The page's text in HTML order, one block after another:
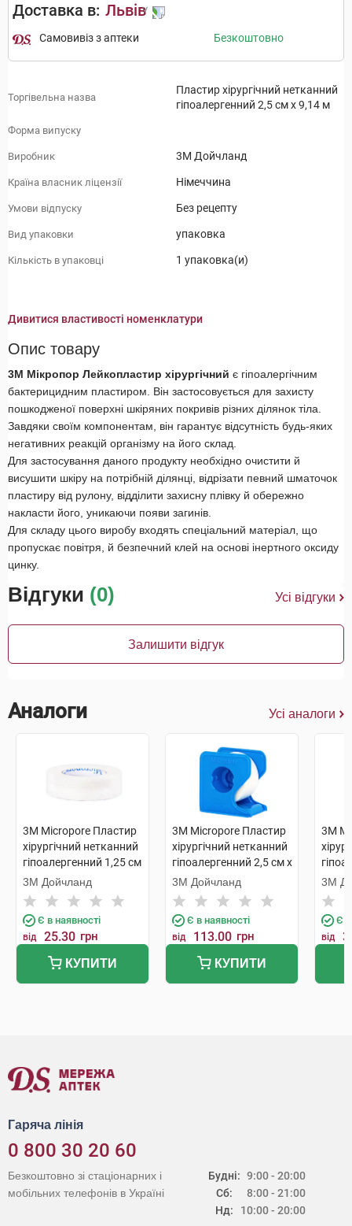
Доставка в: Львів
Самовивіз з аптеки Безкоштовно
Торгівельна назва
Пластир хірургічний нетканний
гіпоалергенний 2,5 см х 9,14 м
Форма випуску
Виробник 3М Дойчланд
Країна власник ліцензії Німеччина
Умови відпуску Без рецепту
Вид упаковки упаковка
Кількість в упаковці 1 упаковка(и)
Дивитися властивості номенклатури
Опис товару
3M Мікропор Лейкопластир хірургічний є гіпоалергічним
бактерицидним пластиром. Він застосовується для захисту
пошкодженої поверхні шкіряних покривів різних ділянок тіла.
Завдяки своїм компонентам, він гарантує відсутність будь-яких
негативних реакцій організму на його склад.
Для застосування даного продукту необхідно очистити й
висушити шкіру на потрібній ділянці, відрізати певний шматочок
пластиру від рулону, відділити захисну плівку й обережно
накласти його, уникаючи появи загинів.
Для складу цього виробу входять спеціальний матеріал, що
пропускає повітря, й безпечний клей на основі інертного оксиду
цинку.
Відгуки (0) Усі відгуки
Залишити відгук
Аналоги Усі аналоги
3M Micropore Пластир
хірургічний нетканний
гіпоалергенний 1,25 см
х 9.14 м 1 шт
3М Дойчланд
Є в наявності
від 25.30 грн
КУПИТИ
3M Micropore Пластир
хірургічний нетканний
гіпоалергенний 2,5 см х
9,14 м на диспенсері 1
шт
3М Дойчланд
Є в наявності
від 113.00 грн
КУПИТИ
3M
5 м 1
3М
Є в
від
Гаряча лінія
0 800 30 20 60
Будні:
Сб:
Нд:
9:00 - 20:00
8:00 - 21:00
10:00 - 20:00
Безкоштовно зі стаціонарних і
мобільних телефонів в Україні